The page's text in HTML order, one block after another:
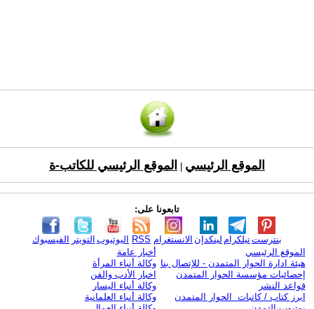
الموقع الرئيسي الموقع الرئيسي للكاتب-ة
تابعونا على:
الفيسبوك التويتر اليوتيوب RSS الانستغرام لينكدإن تيلكرامبنترست
الموقع الرئيسي
هيئة ادارة الحوار المتمدن - للإتصال بنا
إحصائيات مؤسسة الحوار المتمدن
قواعد النشر
ابرز كتاب / كاتبات الحوار المتمدن
أخبار عامة
وكالة أنباء المرأة
اخبار الأدب والفن
وكالة أنباء اليسار
وكالة أنباء العلمانية